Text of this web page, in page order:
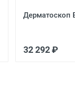
щипцы
изогнутые
рукоятка с
Дерматоскоп
32 292 ₽